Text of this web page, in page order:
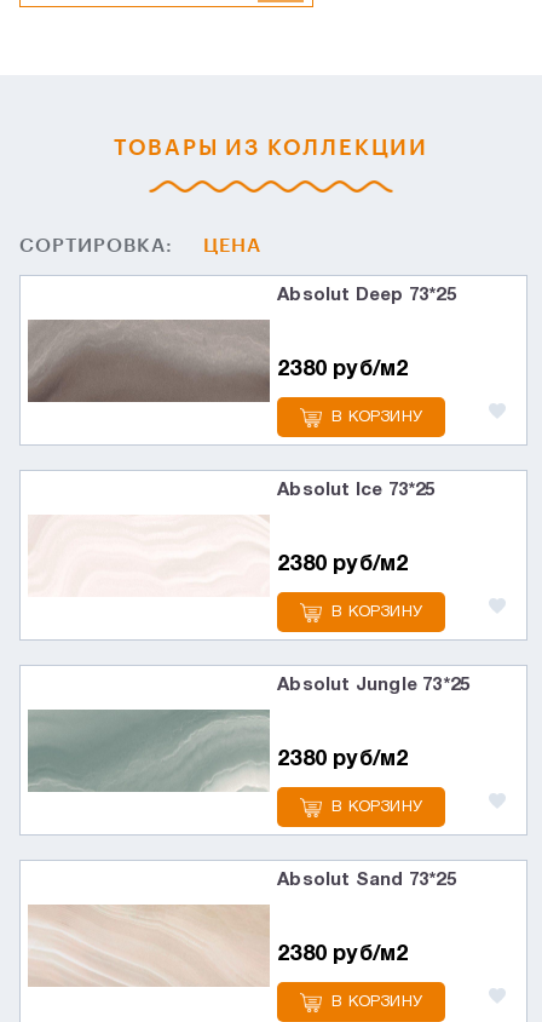
ТОВАРЫ ИЗ КОЛЛЕКЦИИ
СОРТИРОВКА: ЦЕНА
Absolut Deep 73*25
2380 руб/м2
В КОРЗИНУ
Absolut Ice 73*25
2380 руб/м2
В КОРЗИНУ
Absolut Jungle 73*25
2380 руб/м2
В КОРЗИНУ
Absolut Sand 73*25
2380 руб/м2
В КОРЗИНУ